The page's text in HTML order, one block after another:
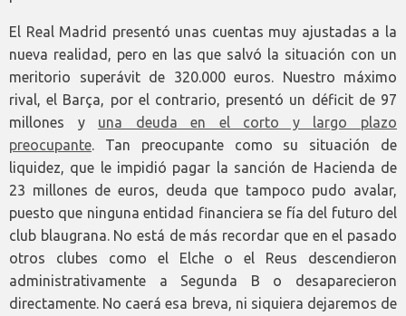
El Real Madrid presentó unas cuentas muy ajustadas a la
nueva realidad, pero en las que salvó la situación con un
meritorio superávit de 320.000 euros. Nuestro máximo
rival, el Barça, por el contrario, presentó un déficit de 97
millones y una deuda en el corto y largo plazo
preocupante. Tan preocupante como su situación de
liquidez, que le impidió pagar la sanción de Hacienda de
23 millones de euros, deuda que tampoco pudo avalar,
puesto que ninguna entidad financiera se fía del futuro del
club blaugrana. No está de más recordar que en el pasado
otros clubes como el Elche o el Reus descendieron
administrativamente a Segunda B o desaparecieron
directamente. No caerá esa breva, ni siquiera dejaremos de